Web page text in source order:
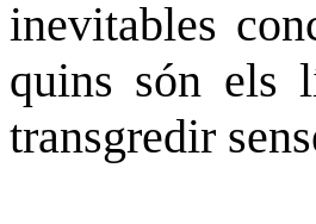
inevitables
quins són els
transgredir